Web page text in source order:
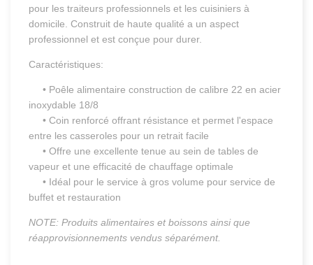
pour les traiteurs professionnels et les cuisiniers à
domicile. Construit de haute qualité a un aspect
professionnel et est conçue pour durer.
Caractéristiques:
• Poêle alimentaire construction de calibre 22 en acier
inoxydable 18/8
• Coin renforcé offrant résistance et permet l'espace
entre les casseroles pour un retrait facile
• Offre une excellente tenue au sein de tables de
vapeur et une efficacité de chauffage optimale
• Idéal pour le service à gros volume pour service de
buffet et restauration
NOTE: Produits alimentaires et boissons ainsi que
réapprovisionnements vendus séparément.